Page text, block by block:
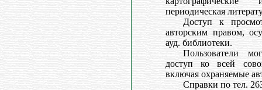
периодическая
Доступ к
авторским правом,
ауд. библиотеки.
Пользователи
доступ ко всей
включая охраняемые
Справки по тел.